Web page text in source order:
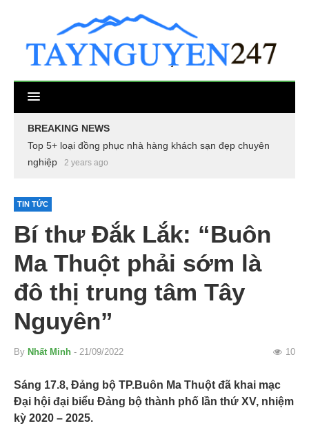
BREAKING NEWS
Top 5+ loại đồng phục nhà hàng khách sạn đẹp chuyên
nghiệp
2 years ago
TIN TỨC
Bí thư Đắk Lắk: “Buôn
Ma Thuột phải sớm là
đô thị trung tâm Tây
Nguyên”
By Nhất Minh - 21/09/2022 10
Sáng 17.8, Đảng bộ TP.Buôn Ma Thuột đã khai mạc
Đại hội đại biểu Đảng bộ thành phố lần thứ XV, nhiệm
kỳ 2020 – 2025.